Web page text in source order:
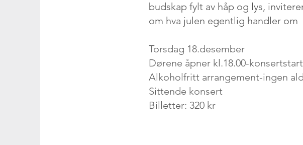
budskap fylt av håp og lys,
om hva julen egentlig handler om
Torsdag 18.desember
Dørene åpner kl.18.00-
Alkoholfritt arrangement-ingen
Sittende konsert
Billetter: 320 kr